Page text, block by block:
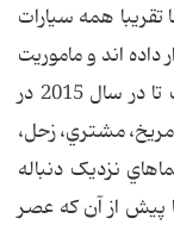
همه سيارات
داده اند و ماموريت
» در راه سفر به اين سياره است تا در سال 2015 در
مريخ، مشتري، زحل،
نزديک دنباله
پيش از آن که عصر